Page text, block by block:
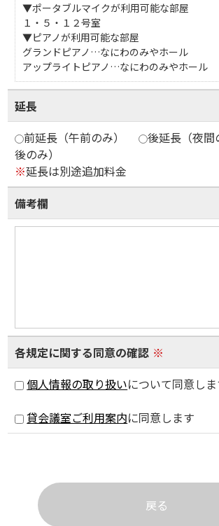
▼ポータブルマイクが利用可能な部屋
１・５・１２号室
▼ピアノが利用可能な部屋
グランドピアノ…なにわのみやホール
アップライトピアノ…なにわのみやホール
延長
前延長（午前のみ）
後延長（夜間
後のみ）
※延長は別途追加料金
備考欄
各規定に関する同意の確認 ※
個人情報の取り扱いについて同意し
貸会議室ご利用案内に同意します
戻る